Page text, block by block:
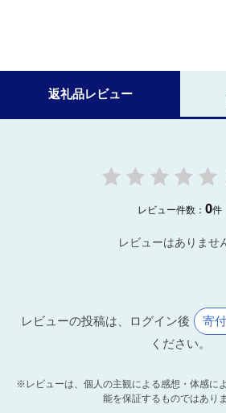
返礼品レビュー
レビュー件数：0件
レビューはありませ
レビューの投稿は、ログイン後 寄
ください。
※レビューは、個人の主観による感想・体感に
能を保証するものではありま